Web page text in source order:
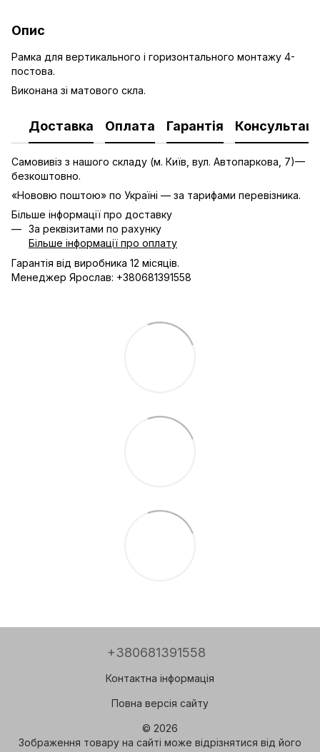
Опис
Рамка для вертикального і горизонтального монтажу 4-
постова.
Виконана зі матового скла.
Доставка Оплата Гарантія
Самовивіз з нашого складу (м. Київ, вул. Автопаркова, 7)—
безкоштовно.
«Нововю поштою» по Україні — за тарифами перевізника.
Більше інформації про доставку
За реквізитами по рахунку
Більше інформації про оплату
Гарантія від виробника 12 місяців.
Менеджер Ярослав: +380681391558
+380681391558
Контактна інформація
Повна версія сайту
© 2026
Зображення товару на сайті може відрізнятися від його